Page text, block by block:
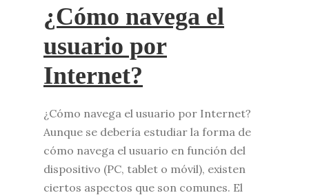
¿Cómo navega el
usuario por
Internet?
¿Cómo navega el usuario por Internet?
Aunque se debería estudiar la forma de
cómo navega el usuario en función del
dispositivo (PC, tablet o móvil), existen
ciertos aspectos que son comunes. El